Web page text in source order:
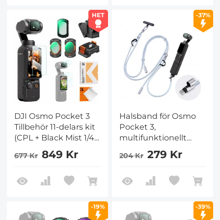
1/4 ND2-32 (1-5 Stop)
ND32-512 (5-9 Stop)
Filter
HET
DJI Osmo Pocket 3
Tillbehör 11-delars kit
(CPL + Black Mist 1/4 +
ND2-32 +
Laddningsadapterbas
kameraskärmskydd)
677 Kr 849 Kr
-37%
Halsband för Osmo
Pocket 3,
multifunktionellt
upphängningsrep för
smartphones,
justerbar längd,
kompatibel med
204 Kr 279 Kr
-19% -39%